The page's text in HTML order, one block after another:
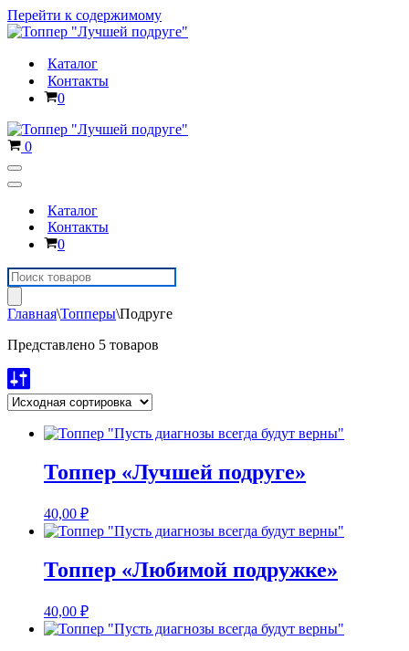
Перейти к содержимому
Каталог
Контакты
Корзина
0
Корзина
0
Меню
навигации
Меню
навигацииКаталог
Контакты
Корзина
0
Поиск
товаров
Главная\Топперы\Подруге
Представлено 5 товаров
Топпер «Лучшей подруге»
40,00 ₽
Топпер «Любимой подружке»
40,00 ₽